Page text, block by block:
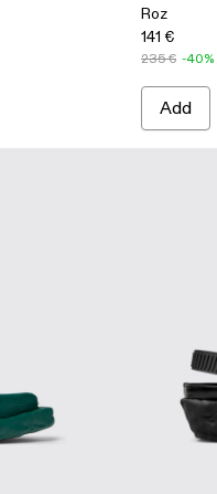
Roz
141 €
235 € -40%
Add